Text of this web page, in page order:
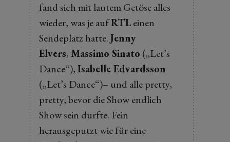
fand sich mit lautem Getöse alles
wieder, was je aufRTLeinen
Sendeplatz hatte.Jenny
Elvers,Massimo Sinato („Let’s
Dance“),Isabelle Edvardsson
(„Let’s Dance“)– und alle pretty,
pretty, bevor die Show endlich
Show sein durfte. Fein
herausgeputzt wie für eine